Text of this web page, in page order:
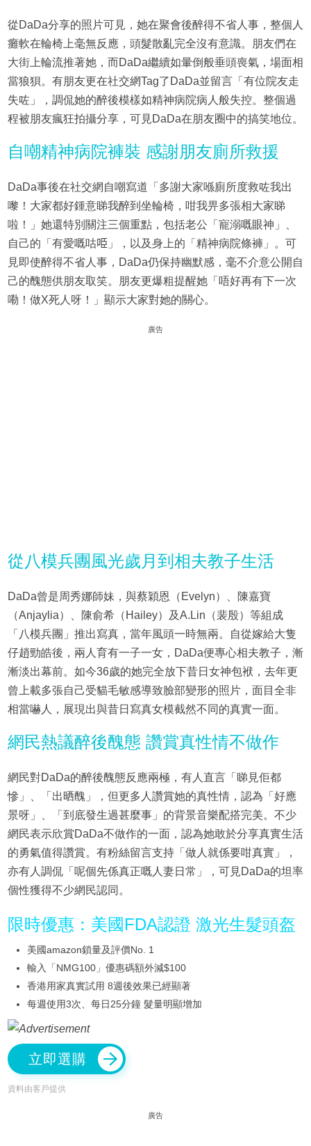
從DaDa分享的照片可見，她在聚會後醉得不省人事，整個人
癱軟在輪椅上毫無反應，頭髮散亂完全沒有意識。朋友們在
大街上輪流推著她，而DaDa繼續如暈倒般垂頭喪氣，場面相
當狼狽。有朋友更在社交網Tag了DaDa並留言「有位院友走
失咗」，調侃她的醉後模樣如精神病院病人般失控。整個過
程被朋友瘋狂拍攝分享，可見DaDa在朋友圈中的搞笑地位。
自嘲精神病院褲裝 感謝朋友廁所救援
DaDa事後在社交網自嘲寫道「多謝大家喺廁所度救咗我出
嚟！大家都好鍾意睇我醉到坐輪椅，咁我畀多張相大家睇
啦！」她還特別關注三個重點，包括老公「寵溺嘅眼神」、
自己的「有愛嘅咕𠱸」，以及身上的「精神病院條褲」。可
見即使醉得不省人事，DaDa仍保持幽默感，毫不介意公開自
己的醜態供朋友取笑。朋友更爆粗提醒她「唔好再有下一次
嘞！做X死人呀！」顯示大家對她的關心。
廣告
從八模兵團風光歲月到相夫教子生活
DaDa曾是周秀娜師妹，與蔡穎恩（Evelyn）、陳嘉寶
（Anjaylia）、陳俞希（Hailey）及A.Lin（裴殷）等組成
「八模兵團」推出寫真，當年風頭一時無兩。自從嫁給大隻
仔趙勁皓後，兩人育有一子一女，DaDa便專心相夫教子，漸
漸淡出幕前。如今36歲的她完全放下昔日女神包袱，去年更
曾上載多張自己受貓毛敏感導致臉部變形的照片，面目全非
相當嚇人，展現出與昔日寫真女模截然不同的真實一面。
網民熱議醉後醜態 讚賞真性情不做作
網民對DaDa的醉後醜態反應兩極，有人直言「睇見佢都
慘」、「出晒醜」，但更多人讚賞她的真性情，認為「好應
景呀」、「到底發生過甚麼事」的背景音樂配搭完美。不少
網民表示欣賞DaDa不做作的一面，認為她敢於分享真實生活
的勇氣值得讚賞。有粉絲留言支持「做人就係要咁真實」，
亦有人調侃「呢個先係真正嘅人妻日常」，可見DaDa的坦率
個性獲得不少網民認同。
限時優惠：美國FDA認證 激光生髮頭盔
美國amazon鎖量及評價No. 1
輸入「NMG100」優惠碼額外減$100
香港用家真實試用 8週後效果已經顯著
每週使用3次、每日25分鐘 髮量明顯增加
立即選購
資料由客戶提供
廣告